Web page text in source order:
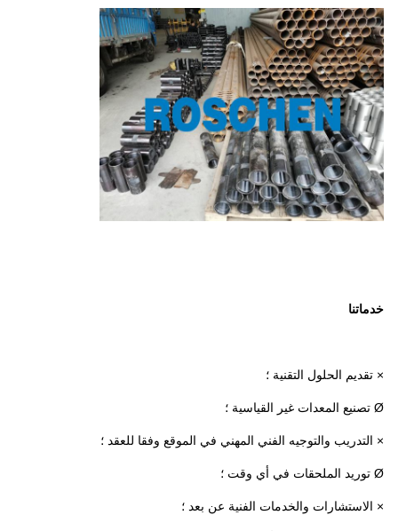
خدماتنا
× تقديم الحلول التقنية ؛
Ø تصنيع المعدات غير القياسية ؛
× التدريب والتوجيه الفني المهني في الموقع وفقا للعقد ؛
Ø توريد الملحقات في أي وقت ؛
× الاستشارات والخدمات الفنية عن بعد ؛